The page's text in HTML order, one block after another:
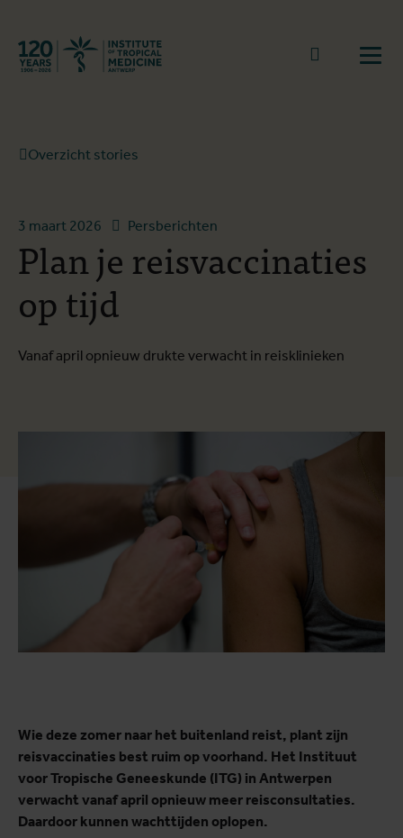
Terug naar start
Naar
Overzicht stories
3 maart 2026 Persberichten
Plan je reisvaccinaties
op tijd
Vanaf april opnieuw drukte verwacht in reisklinieken
Wie deze zomer naar het buitenland reist, plant zijn
reisvaccinaties best ruim op voorhand. Het Instituut
voor Tropische Geneeskunde (ITG) in Antwerpen
verwacht vanaf april opnieuw meer reisconsultaties.
Daardoor kunnen wachttijden oplopen.